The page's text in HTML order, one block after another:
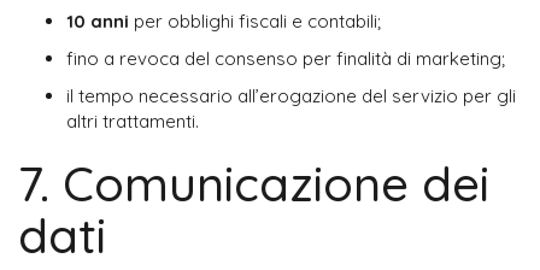
10 anni per obblighi fiscali e contabili;
fino a revoca del consenso per finalità di marketing;
il tempo necessario all’erogazione del servizio per gli
altri trattamenti.
7. Comunicazione dei
dati